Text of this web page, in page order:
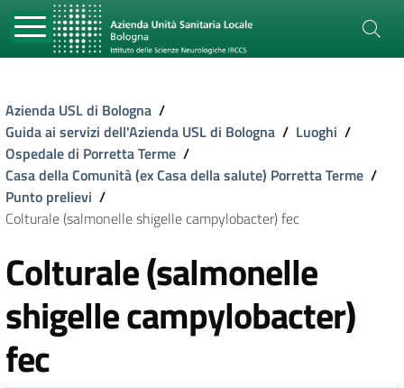
Azienda USL di Bologna /
Guida ai servizi dell'Azienda USL di Bologna / Luoghi /
Ospedale di Porretta Terme /
Casa della Comunità (ex Casa della salute) Porretta Terme /
Punto prelievi /
Colturale (salmonelle shigelle campylobacter) fec
Colturale (salmonelle
shigelle campylobacter)
fec